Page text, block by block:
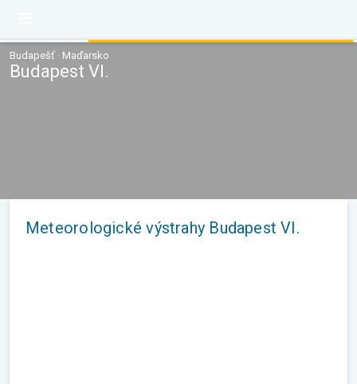
Budapešť · Maďarsko
Budapest VI.
Meteorologické výstrahy Budapest VI.